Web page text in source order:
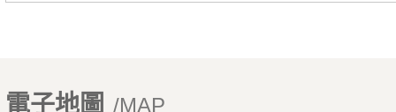
電子地圖 /MAP